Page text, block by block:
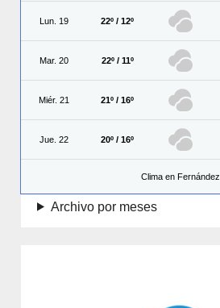
Lun. 19 22º / 12º
Mar. 20 22º / 11º
Miér. 21 21º / 16º
Jue. 22 20º / 16º
Clima en Fernández
Archivo por meses